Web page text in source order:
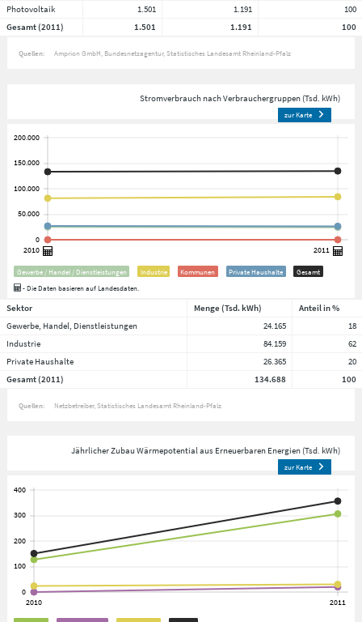
Photovoltaik
1.501 1.191
100
Gesamt (2011)
1.501 1.191 100
Quellen: Amprion GmbH Bundesnetzagentur Statistisches Landesamt Rheinland-Pfalz
Stromverbrauch nach Verbrauchergruppen (Tsd. kWh)
zur Karte
Gewerbe / Handel / Dienstleistungen Industrie Kommunen Private Haushalte
Gesamt
- Die Daten basieren auf Landesdaten.
Sektor Menge (Tsd. kWh)
Anteil in %
Gewerbe, Handel, Dienstleistungen
24.165
18
Industrie
84.159
62
Private Haushalte
26.365
20
Gesamt (2011)
134.688 100
Quellen: Netzbetreiber Statistisches Landesamt Rheinland-Pfalz
Jährlicher Zubau Wärmepotential aus Erneuerbaren Energien (Tsd. kWh)
zur Karte